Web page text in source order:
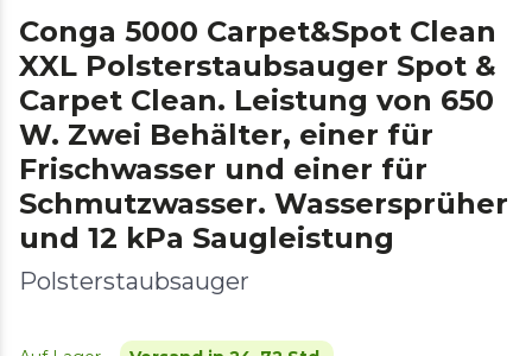
Conga 5000 Carpet&Spot Clean
XXL Polsterstaubsauger Spot &
Carpet Clean. Leistung von 650
W. Zwei Behälter, einer für
Frischwasser und einer für
Schmutzwasser. Wassersprüher
und 12 kPa Saugleistung
Polsterstaubsauger